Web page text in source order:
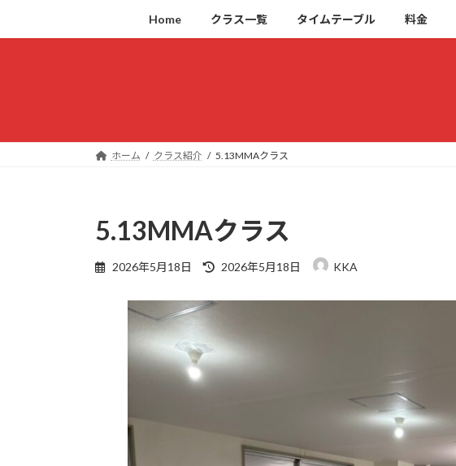
キ
に
Home クラス一覧 タイムテーブル 料金
ホーム クラス紹介 5.13MMAクラス
5.13MMAクラス
2026年5月18日
最
時
2026年5月18日 KKA